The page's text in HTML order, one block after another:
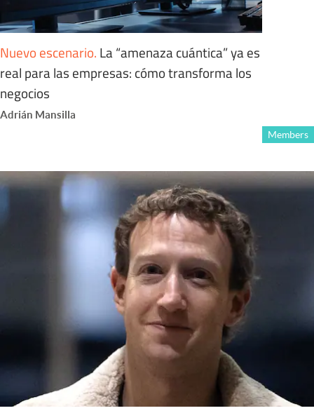
Nuevo escenario. La “amenaza cuántica” ya es
real para las empresas: cómo transforma los
negocios
Adrián Mansilla
Members